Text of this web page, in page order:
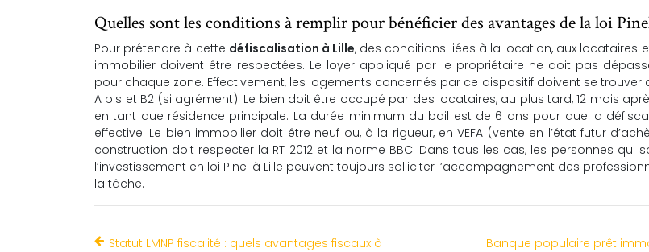
Quelles sont les conditions à remplir pour bénéficier des avantages de la loi
Pour prétendre à cette défiscalisation à Lille, des conditions liées à la location, aux locataires
immobilier doivent être respectées. Le loyer appliqué par le propriétaire ne doit pas
pour chaque zone. Effectivement, les logements concernés par ce dispositif doivent se trouver
A bis et B2 (si agrément). Le bien doit être occupé par des locataires, au plus tard, 12 mois
en tant que résidence principale. La durée minimum du bail est de 6 ans pour que la
effective. Le bien immobilier doit être neuf ou, à la rigueur, en VEFA (vente en l’état futur
construction doit respecter la RT 2012 et la norme BBC. Dans tous les cas, les personnes qui
l’investissement en loi Pinel à Lille peuvent toujours solliciter l’accompagnement des
la tâche.
Statut LMNP fiscalité : quels avantages fiscaux à
Banque populaire prêt